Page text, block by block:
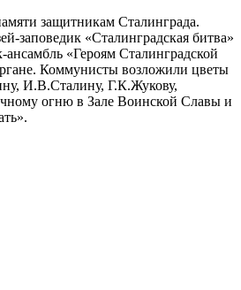
защитникам Сталинграда.
заповедик «Сталинградская битва»
«Героям Сталинградской
Коммунисты возложили цветы
И.В.Сталину, Г.К.Жукову,
огню в Зале Воинской Славы и